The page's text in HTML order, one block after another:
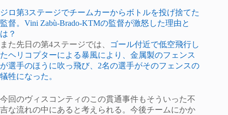
ジロ第3ステージでチームカーからボトルを投げ捨てた
監督。Vini Zabù-Brado-KTMの監督が激怒した理由と
は？
また先日の第4ステージでは、
ゴール付近で低空飛行し
たヘリコプターによる暴風により、金属製のフェンス
が選手のほうに吹っ飛び、2名の選手がそのフェンスの
犠牲になった。
今回のヴィスコンティのこの貫通事件もそういった不
吉な流れの中にあると考えられる。今後チームにかか